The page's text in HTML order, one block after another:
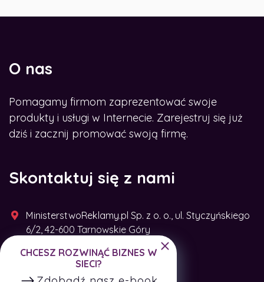
O nas
Pomagamy firmom zaprezentować swoje
produkty i usługi w Internecie. Zarejestruj się już
dziś i zacznij promować swoją firmę.
Skontaktuj się z nami
MinisterstwoReklamy.pl Sp. z o. o., ul. Styczyńskiego
6/2, 42-600 Tarnowskie Góry
+48 791 493 287
CHCESZ ROZWINĄĆ BIZNES W
SIECI?